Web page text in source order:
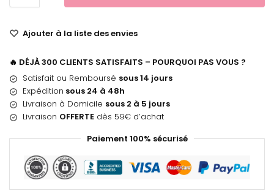
Ajouter à la liste des envies
🔥 DÉJÀ 300 CLIENTS SATISFAITS – POURQUOI PAS VOUS ?
Satisfait ou Remboursé sous 14 jours
Expédition sous 24 à 48h
Livraison à Domicile sous 2 à 5 jours
Livraison OFFERTE dès 59€ d’achat
Paiement 100% sécurisé